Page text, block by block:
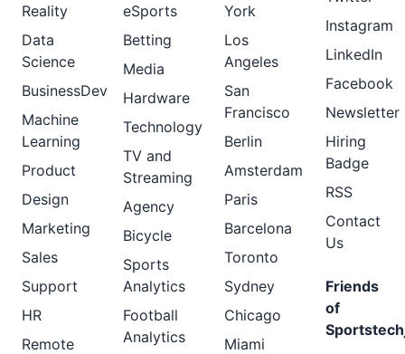
Reality
Data
Science
BusinessDev
Machine
Learning
Product
Design
Marketing
Sales
Support
HR
Remote
eSports
Betting
Media
Hardware
Technology
TV and
Streaming
Agency
Bicycle
Sports
Analytics
Football
Analytics
York
Los
Angeles
San
Francisco
Berlin
Amsterdam
Paris
Barcelona
Toronto
Sydney
Chicago
Miami
Instagram
LinkedIn
Facebook
Newsletter
Hiring
Badge
RSS
Contact
Us
Friends
of